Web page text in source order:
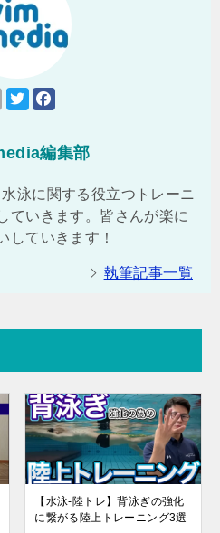
編集部
泳に関する役立つトレーニ
ていきます。皆さんが楽に
していきます！
執筆記事一覧
【水泳-陸トレ】背泳ぎの強化
に繋がる陸上トレーニング3選